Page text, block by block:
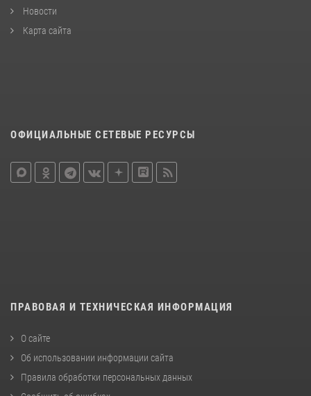
Новости
Карта сайта
ОФИЦИАЛЬНЫЕ СЕТЕВЫЕ РЕСУРСЫ
ПРАВОВАЯ И ТЕХНИЧЕСКАЯ ИНФОРМАЦИЯ
О сайте
Об использовании информации сайта
Правила обработки персональных данных